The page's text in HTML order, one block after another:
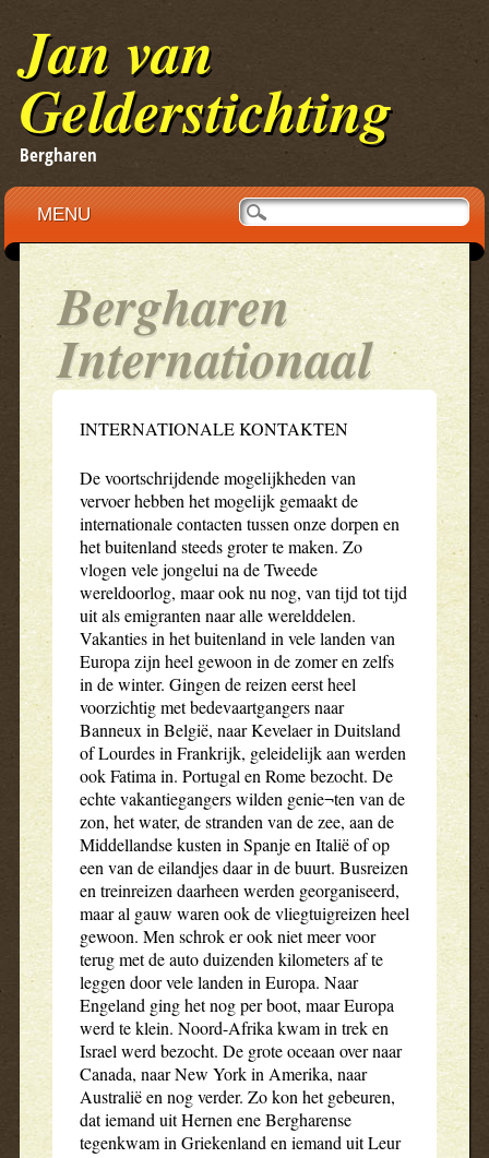
Jan van
Gelderstichting
Bergharen
Main menu
Skip
content
MENU
Bergharen
Internationaal
INTERNATIONALE KONTAKTEN
De voortschrijdende mogelijkheden van
vervoer hebben het mogelijk gemaakt de
internationale contacten tussen onze dorpen en
het buitenland steeds groter te maken. Zo
vlogen vele jongelui na de Tweede
wereldoorlog, maar ook nu nog, van tijd tot tijd
uit als emigranten naar alle werelddelen.
Vakanties in het buitenland in vele landen van
Europa zijn heel gewoon in de zomer en zelfs
in de winter. Gingen de reizen eerst heel
voorzichtig met bedevaartgangers naar
Banneux in België, naar Kevelaer in Duitsland
of Lourdes in Frankrijk, geleidelijk aan werden
ook Fatima in. Portugal en Rome bezocht. De
echte vakantiegangers wilden genie¬ten van de
zon, het water, de stranden van de zee, aan de
Middellandse kusten in Spanje en Italië of op
een van de eilandjes daar in de buurt. Busreizen
en treinreizen daarheen werden georganiseerd,
maar al gauw waren ook de vliegtuigreizen heel
gewoon. Men schrok er ook niet meer voor
terug met de auto duizenden kilometers af te
leggen door vele landen in Europa. Naar
Engeland ging het nog per boot, maar Europa
werd te klein. Noord-Afrika kwam in trek en
Israel werd bezocht. De grote oceaan over naar
Canada, naar New York in Amerika, naar
Australië en nog verder. Zo kon het gebeuren,
dat iemand uit Hernen ene Bergharense
tegenkwam in Griekenland en iemand uit Leur